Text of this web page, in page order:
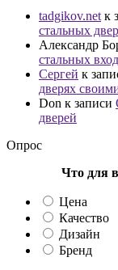
tadgikov.net к
стальных
Александр
стальных
Сергей к
дверях
Don к записи
дверей
Опрос
Что для
Цена
Качество
Дизайн
Бренд